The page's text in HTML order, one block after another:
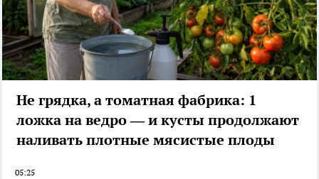
Не грядка, а томатная фабрика: 1
ложка на ведро — и кусты продолжают
наливать плотные мясистые плоды
05:25